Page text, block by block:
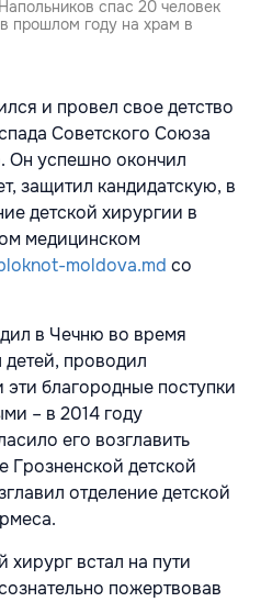
спас 20 человек
прошлом году на храм в
и провел свое детство
Советского Союза
Он успешно окончил
защитил кандидатскую, в
детской хирургии в
медицинском
moldova.md со
в Чечню во время
проводил
благородные поступки
– в 2014 году
его возглавить
Грозненской детской
отделение детской
хирург встал на пути
пожертвовав